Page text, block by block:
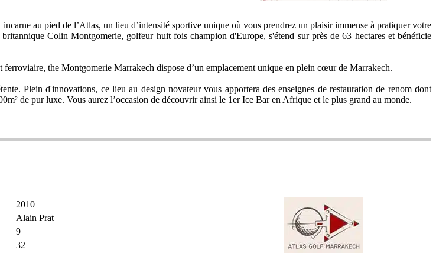
au pied de l’Atlas, un lieu d’intensité sportive unique où vous prendrez un plaisir immense à pratiquer votre
Colin Montgomerie, golfeur huit fois champion d'Europe, s'étend sur près de 63 hectares et bénéficie
the Montgomerie Marrakech dispose d’un emplacement unique en plein cœur de Marrakech.
Plein d'innovations, ce lieu au design novateur vous apportera des enseignes de restauration de renom dont
de pur luxe. Vous aurez l’occasion de découvrir ainsi le 1er Ice Bar en Afrique et le plus grand au monde.
2010
Alain Prat
9
32